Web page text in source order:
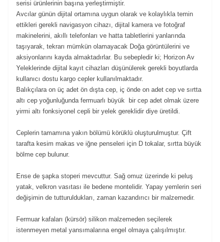
serisi ürünlerinin başına yerleştirmiştir.
Avcılar günün dijital ortamına uygun olarak ve kolaylıkla temin
ettikleri gerekli navigasyon cihazı, dijital kamera ve fotoğraf
makinelerini, akıllı telefonları ve hatta tabletlerini yanlarında
taşıyarak, tekrarı mümkün olamayacak Doğa görüntülerini ve
aksiyonlarını kayda almaktadırlar. Bu sebepledir ki; Horizon Av
Yeleklerinde dijital kayıt cihazları düşünülerek gerekli boyutlarda
kullanıcı dostu kargo cepler kullanılmaktadır.
Balıkçılara on üç adet ön dışta cep, iç önde on adet cep ve sırtta
altı cep yoğunluğunda fermuarlı büyük bir cep adet olmak üzere
yirmi altı fonksiyonel cepli bir yelek gereklidir diye üretildi.
Ceplerin tamamına yakın bölümü körüklü oluşturulmuştur. Çift
tarafta kesim makas ve iğne penseleri için D tokalar, sırtta büyük
bölme cep bulunur.
Ense de şapka stoperi mevcuttur. Sağ omuz üzerinde ki peluş
yatak, velkron vasıtası ile bedene montelidir. Yapay yemlerin seri
değişimin de tutturuldukları, zaman kazandırıcı bir malzemedir.
Fermuar kafaları (kürsör) silikon malzemeden seçilerek
istenmeyen metal yansımalarına engel olmaya çalışılmıştır.